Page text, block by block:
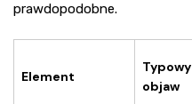
prawdopodobne.
Element
Typowy
objaw